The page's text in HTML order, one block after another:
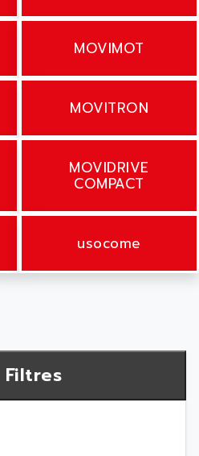
MOVIMOT
MOVITRON
MOVIDRIVE
COMPACT
usocome
Filtres